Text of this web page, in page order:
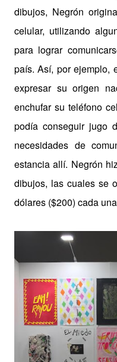
dibujos, Negrón
celular, utilizando
para lograr
país. Así, por ejemplo,
expresar su origen
enchufar su teléfono
podía conseguir jugo
necesidades de
estancia allí. Negrón
dibujos, las cuales se
dólares ($200) cada